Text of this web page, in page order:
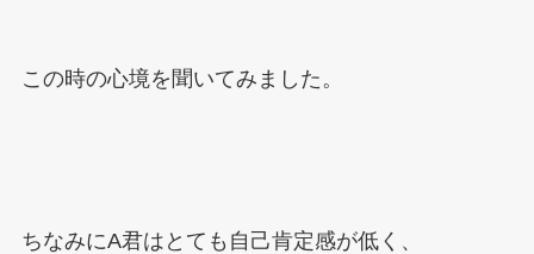
この時の心境を聞いてみました。
ちなみにA君はとても自己肯定感が低く、